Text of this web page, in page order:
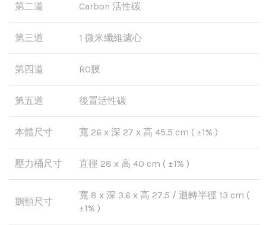
第二道 Carbon 活性碳
第三道 1 微米纖維濾心
第四道 RO膜
第五道 後置活性碳
本體尺寸 寬 26 x 深 27 x 高 45.5 cm ( ±1% )
壓力桶尺寸 直徑 28 x 高 40 cm ( ±1% )
鵝頸尺寸
寬 8 x 深 3.6 x 高 27.5 / 迴轉半徑 13 cm (
±1% )